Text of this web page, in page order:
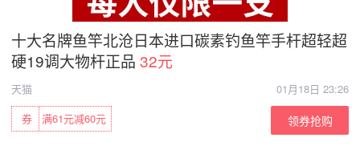
十大名牌鱼竿北沧日本进口碳素钓鱼竿手杆超轻超
硬19调大物杆正品 32元
天猫
01月18日 23:26
满61元减60元
券 领券抢购